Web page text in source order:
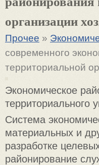
организации
Прочее »
современного
территориальной
Экономическое
территориального
Система
материальных и
разработке
районирование